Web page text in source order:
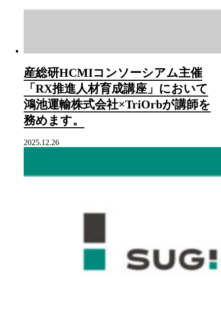
産総研HCMIコンソーシアム主催
「RX推進人材育成講座」において
鴻池運輸株式会社×TriOrbが講師を
務めます。
2025.12.26